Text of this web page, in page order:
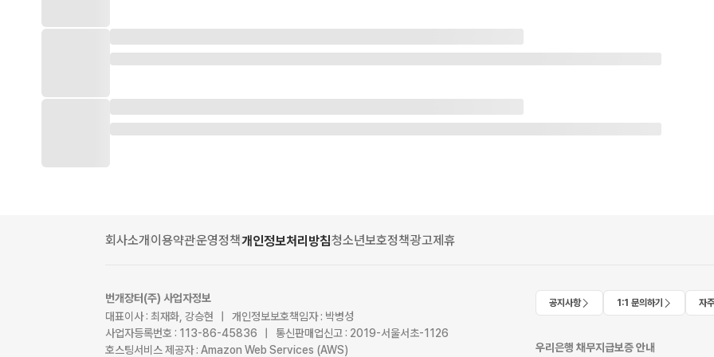
회사소개 이용약관운영정책개인정보처리방침청소년보호정책광고제휴
번개장터(주) 사업자정보
대표이사 : 최재화, 강승현 | 개인정보보호책임자 : 박병성
사업자등록번호 : 113-86-45836 | 통신판매업신고 : 2019-서울서초-1126
호스팅서비스 제공자 : Amazon Web Services (AWS)
공지사항 1:1 문의하기 자
우리은행 채무지급보증 안내